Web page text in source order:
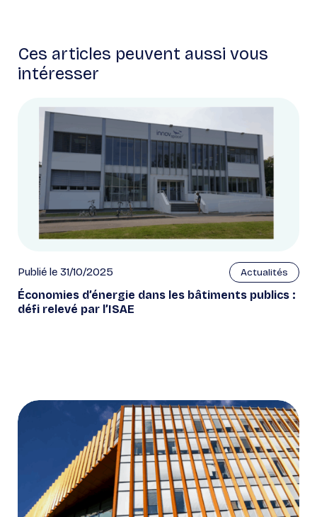
Ces articles peuvent aussi vous
intéresser
Publié le 31/10/2025 Actualités
Économies d’énergie dans les bâtiments publics :
défi relevé par l’ISAE